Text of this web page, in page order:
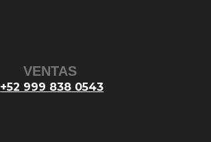
VENTAS
+52 999 838 0543